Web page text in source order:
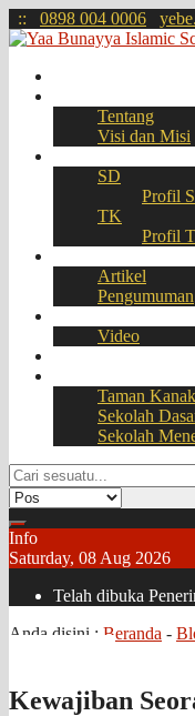
:: 0898 004 0006
Tentang
Visi dan Misi
SD
Profil
TK
Profil
Artikel
Pengumuman
Video
Taman
Sekolah
Sekolah
Info
Saturday, 08 Aug 2026
Telah dibuka
Anda disini : Beranda -
Kewajiban